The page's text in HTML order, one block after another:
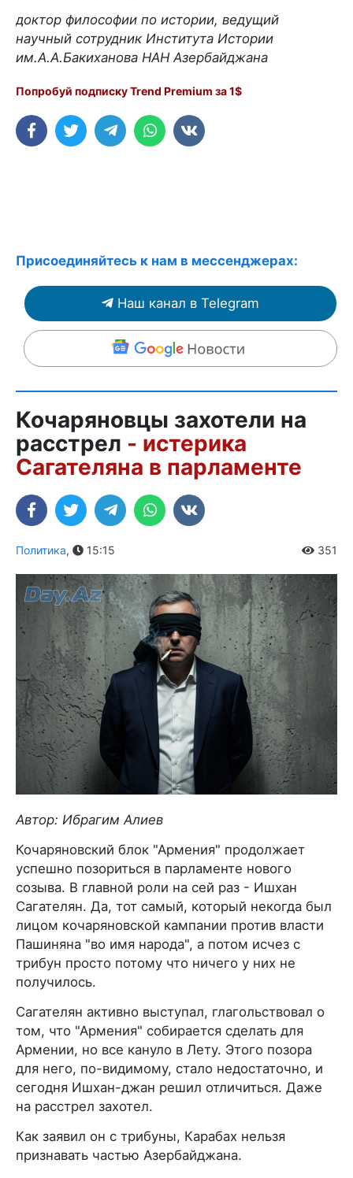
доктор философии по истории, ведущий
научный сотрудник Института Истории
им.А.А.Бакиханова НАН Азербайджана
Попробуй подписку Trend Premium за 1$
Присоединяйтесь к нам в мессенджерах:
Наш канал в Telegram
Кочаряновцы захотели на
расстрел - истерика
Сагателяна в парламенте
Политика, 15:15 351
Автор: Ибрагим Алиев
Кочаряновский блок "Армения" продолжает
успешно позориться в парламенте нового
созыва. В главной роли на сей раз - Ишхан
Сагателян. Да, тот самый, который некогда был
лицом кочаряновской кампании против власти
Пашиняна "во имя народа", а потом исчез с
трибун просто потому что ничего у них не
получилось.
Сагателян активно выступал, глагольствовал о
том, что "Армения" собирается сделать для
Армении, но все кануло в Лету. Этого позора
для него, по-видимому, стало недостаточно, и
сегодня Ишхан-джан решил отличиться. Даже
на расстрел захотел.
Как заявил он с трибуны, Карабах нельзя
признавать частью Азербайджана.